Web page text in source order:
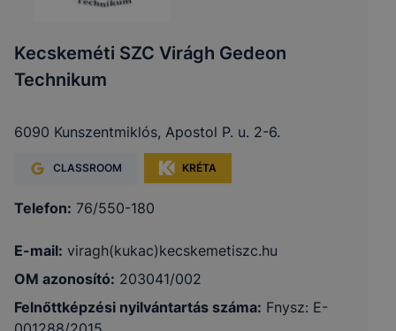
Kecskeméti SZC Virágh Gedeon
Technikum
6090 Kunszentmiklós, Apostol P. u. 2-6.
CLASSROOM KRÉTA
Telefon: 76/550-180
E-mail: viragh(kukac)kecskemetiszc.hu
OM azonosító: 203041/002
Felnőttképzési nyilvántartás száma: Fnysz: E-